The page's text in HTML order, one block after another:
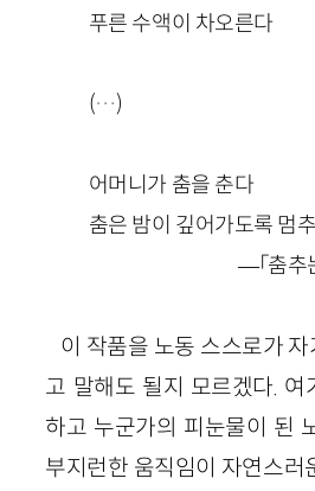
푸른 수액이 차오른다
(…)
어머니가 춤을 춘다
춤은 밤이 깊어가도록 멈
—「춤추
이 작품을 노동 스스로가
고 말해도 될지 모르겠다. 여
하고 누군가의 피눈물이 된
부지런한 움직임이 자연스러